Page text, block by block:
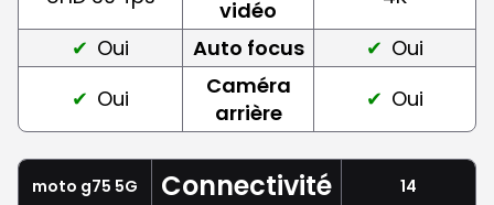
vidéo
Oui
Auto focus
Oui
Oui
Caméra
arrière
Oui
moto g75 5G Connectivité 14